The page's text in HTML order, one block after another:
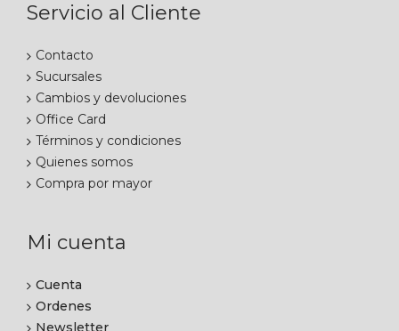
Servicio al Cliente
Contacto
Sucursales
Cambios y devoluciones
Office Card
Términos y condiciones
Quienes somos
Compra por mayor
Mi cuenta
Cuenta
Ordenes
Newsletter